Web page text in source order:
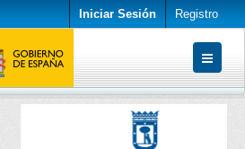
Iniciar Sesión Registro